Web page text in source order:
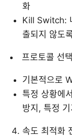
화
Kill Switch:
출되지 않도
프로토콜 선택
기본적으로
특정 상황에
방지, 특정
속도 최적화